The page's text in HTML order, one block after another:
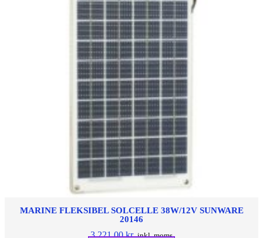
MARINE FLEKSIBEL SOLCELLE 38W/12V SUNWARE
20146
3.221,00kr. inkl. moms